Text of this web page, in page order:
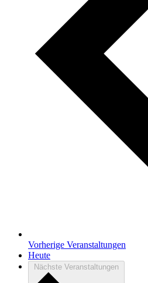
Vorherige Veranstaltungen
Heute
Nächste Veranstaltungen